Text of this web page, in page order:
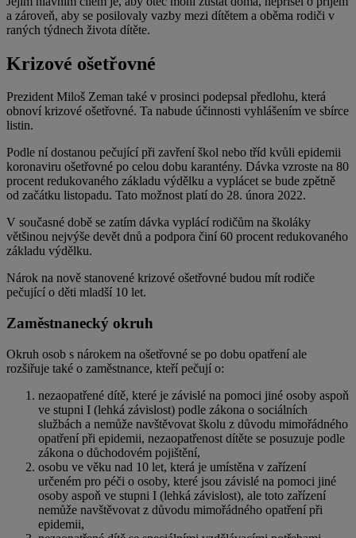
a zároveň, aby se posilovaly vazby mezi dítětem a oběma rodiči v
raných týdnech života dítěte.
Krizové ošetřovné
Prezident Miloš Zeman také v prosinci podepsal předlohu, která
obnoví krizové ošetřovné. Ta nabude účinnosti vyhlášením ve sbírce
listin.
Podle ní dostanou pečující při zavření škol nebo tříd kvůli epidemii
koronaviru ošetřovné po celou dobu karantény. Dávka vzroste na 80
procent redukovaného základu výdělku a vyplácet se bude zpětně
od začátku listopadu. Tato možnost platí do 28. února 2022.
V současné době se zatím dávka vyplácí rodičům na školáky
většinou nejvýše devět dnů a podpora činí 60 procent redukovaného
základu výdělku.
Nárok na nově stanovené krizové ošetřovné budou mít rodiče
pečující o děti mladší 10 let.
Zaměstnanecký okruh
Okruh osob s nárokem na ošetřovné se po dobu opatření ale
rozšiřuje také o zaměstnance, kteří pečují o:
nezaopatřené dítě, které je závislé na pomoci jiné osoby aspoň
ve stupni I (lehká závislost) podle zákona o sociálních
službách a nemůže navštěvovat školu z důvodu mimořádného
opatření při epidemii, nezaopatřenost dítěte se posuzuje podle
zákona o důchodovém pojištění,
osobu ve věku nad 10 let, která je umístěna v zařízení
určeném pro péči o osoby, které jsou závislé na pomoci jiné
osoby aspoň ve stupni I (lehká závislost), ale toto zařízení
nemůže navštěvovat z důvodu mimořádného opatření při
epidemii,